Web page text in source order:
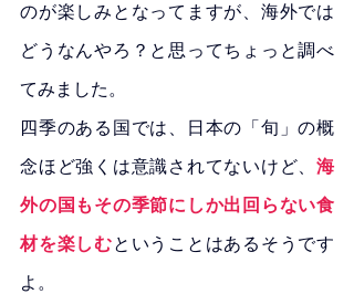
のが楽しみとなってますが、海外では
どうなんやろ？と思ってちょっと調べ
てみました。
四季のある国では、日本の「旬」の概
念ほど強くは意識されてないけど、 海
外の国もその季節にしか出回らない食
材を楽しむということはあるそうです
よ。